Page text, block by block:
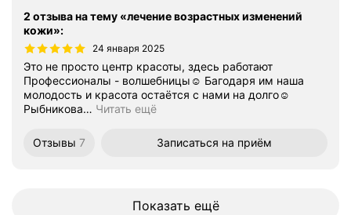
2 отзыва на тему «лечение возрастных изменений
кожи»:
24 января 2025
Это не просто центр красоты, здесь работают
Профессионалы - волшебницы☺️ Багодаря им наша
молодость и красота остаётся с нами на долго☺️
Рыбникова… Читать ещё
Отзывы 7 Записаться на приём
Показать ещё